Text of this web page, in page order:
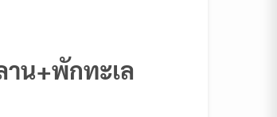
าน+พักทะเล